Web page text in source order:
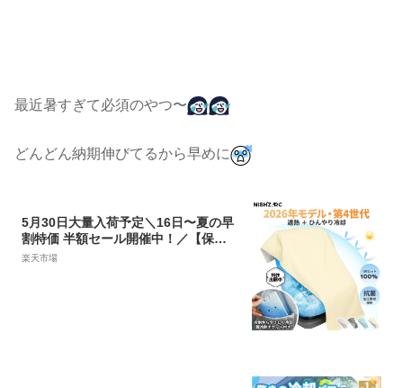
最近暑すぎて必須のやつ〜
どんどん納期伸びてるから早めに
5月30日大量入荷予定＼16日〜夏の早
割特価 半額セール開催中！／【保育
士監修 遮熱＋ひんやり冷却・NISHIZ
楽天市場